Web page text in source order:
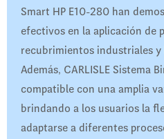
Smart HP E10-280 han
efectivos en la aplicación de
recubrimientos industriales
Además, CARLISLE Sistema
compatible con una amplia
brindando a los usuarios la
adaptarse a diferentes